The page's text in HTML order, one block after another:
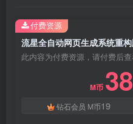
流星全自动网页生成系统重
此内容为付费资源，请付费后
M币 38
钻石会员 M币19
付费资源